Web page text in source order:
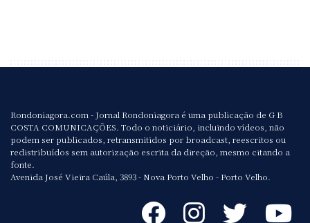
Rondoniagora.com - Jornal Rondoniagora é uma publicação de G B
COSTA COMUNICAÇÕES. Todo o noticiário, incluindo vídeos, não
podem ser publicados, retransmitidos por broadcast, reescritos ou
redistribuídos sem autorização escrita da direção, mesmo citando a
fonte.
Avenida José Vieira Caúla, 3893 - Nova Porto Velho - Porto Velho.